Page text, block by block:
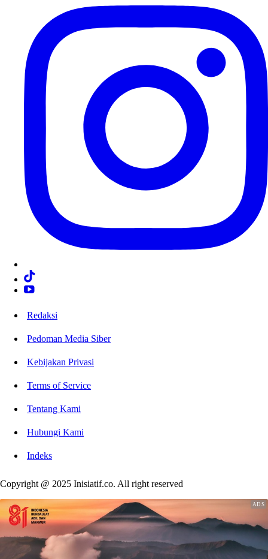
Redaksi
Pedoman Media Siber
Kebijakan Privasi
Terms of Service
Tentang Kami
Hubungi Kami
Indeks
Copyright @ 2025 Inisiatif.co. All right reserved